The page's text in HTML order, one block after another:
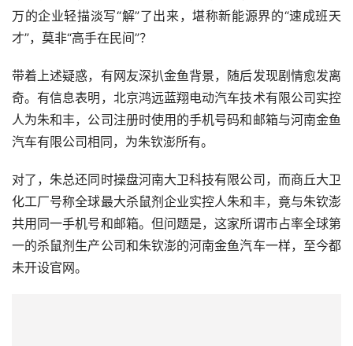
万的企业轻描淡写“解”了出来，堪称新能源界的“速成班天
才”，莫非“高手在民间”？
带着上述疑惑，有网友深扒金鱼背景，随后发现剧情愈发离
奇。有信息表明，北京鸿远蓝翔电动汽车技术有限公司实控
人为朱和丰，公司注册时使用的手机号码和邮箱与河南金鱼
汽车有限公司相同，为朱钦澎所有。
对了，朱总还同时操盘河南大卫科技有限公司，而商丘大卫
化工厂号称全球最大杀鼠剂企业实控人朱和丰，竟与朱钦澎
共用同一手机号和邮箱。但问题是，这家所谓市占率全球第
一的杀鼠剂生产公司和朱钦澎的河南金鱼汽车一样，至今都
未开设官网。